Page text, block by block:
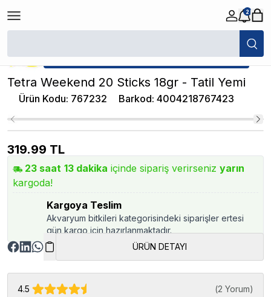
2
/ Tetra Weekend 20 Sticks 18gr - Tatil Yemi
★ Atakan Petshop, Tetra yetkili satıcısıdır.
Tetra Weekend 20 Sticks 18gr - Tatil Yemi
Ürün Kodu: 767232 Barkod: 4004218767423
319.99 TL
23 saat 13 dakika içinde sipariş verirseniz yarın
kargoda!
Kargoya Teslim
Akvaryum bitkileri kategorisindeki siparişler ertesi
gün kargo için hazırlanmaktadır.
ÜRÜN DETAYI
4.5 (2 Yorum)